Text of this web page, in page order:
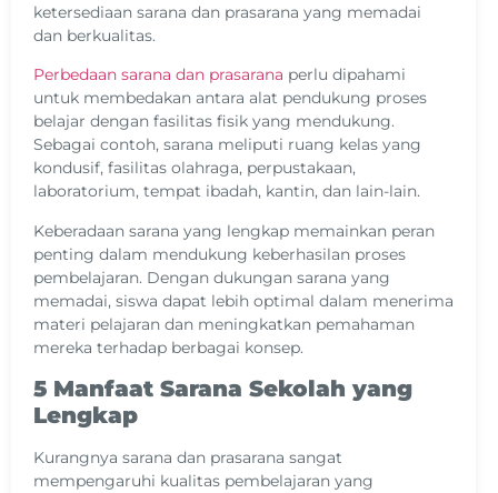
ketersediaan sarana dan prasarana yang memadai
dan berkualitas.
Perbedaan sarana dan prasarana perlu dipahami
untuk membedakan antara alat pendukung proses
belajar dengan fasilitas fisik yang mendukung.
Sebagai contoh, sarana meliputi ruang kelas yang
kondusif, fasilitas olahraga, perpustakaan,
laboratorium, tempat ibadah, kantin, dan lain-lain.
Keberadaan sarana yang lengkap memainkan peran
penting dalam mendukung keberhasilan proses
pembelajaran. Dengan dukungan sarana yang
memadai, siswa dapat lebih optimal dalam menerima
materi pelajaran dan meningkatkan pemahaman
mereka terhadap berbagai konsep.
5 Manfaat Sarana Sekolah yang
Lengkap
Kurangnya sarana dan prasarana sangat
mempengaruhi kualitas pembelajaran yang